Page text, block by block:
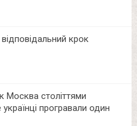
крок
Москва століттями
програвали один